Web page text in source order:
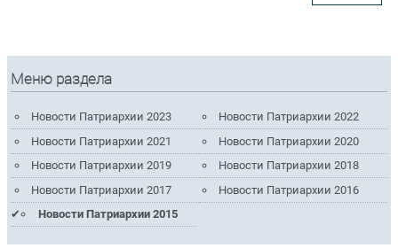
Меню раздела
Новости Патриархии 2023
Новости Патриархии 2022
Новости Патриархии 2021
Новости Патриархии 2020
Новости Патриархии 2019
Новости Патриархии 2018
Новости Патриархии 2017
Новости Патриархии 2016
Новости Патриархии 2015